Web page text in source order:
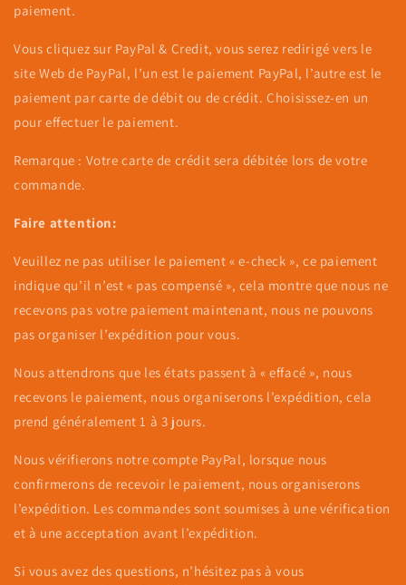
paiement.
Vous cliquez sur PayPal & Credit, vous serez redirigé vers le
site Web de PayPal, l’un est le paiement PayPal, l’autre est le
paiement par carte de débit ou de crédit. Choisissez-en un
pour effectuer le paiement.
Remarque : Votre carte de crédit sera débitée lors de votre
commande.
Faire attention:
Veuillez ne pas utiliser le paiement « e-check », ce paiement
indique qu’il n’est « pas compensé », cela montre que nous ne
recevons pas votre paiement maintenant, nous ne pouvons
pas organiser l’expédition pour vous.
Nous attendrons que les états passent à « effacé », nous
recevons le paiement, nous organiserons l’expédition, cela
prend généralement 1 à 3 jours.
Nous vérifierons notre compte PayPal, lorsque nous
confirmerons de recevoir le paiement, nous organiserons
l’expédition. Les commandes sont soumises à une vérification
et à une acceptation avant l’expédition.
Si vous avez des questions, n’hésitez pas à vous